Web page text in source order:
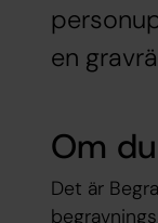
en
Om
Det är